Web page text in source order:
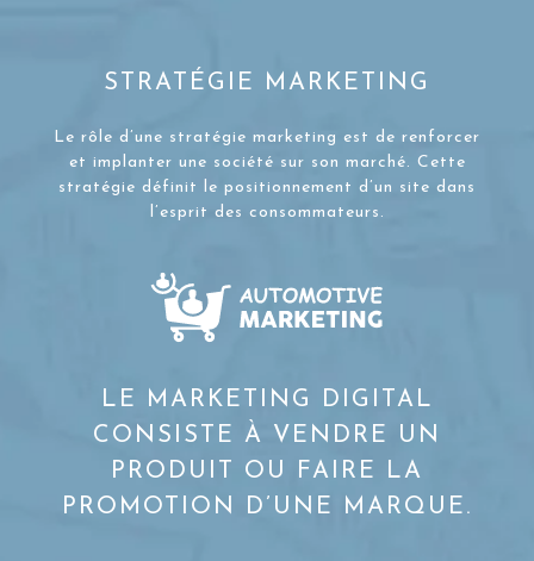
STRATÉGIE MARKETING
Le rôle d’une stratégie marketing est de renforcer
et implanter une société sur son marché. Cette
stratégie définit le positionnement d’un site dans
l’esprit des consommateurs.
LE MARKETING DIGITAL
CONSISTE À VENDRE UN
PRODUIT OU FAIRE LA
PROMOTION D’UNE MARQUE.